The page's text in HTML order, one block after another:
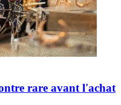
rare avant l'achat